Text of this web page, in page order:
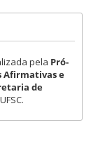
pela Pró-
Afirmativas e
de